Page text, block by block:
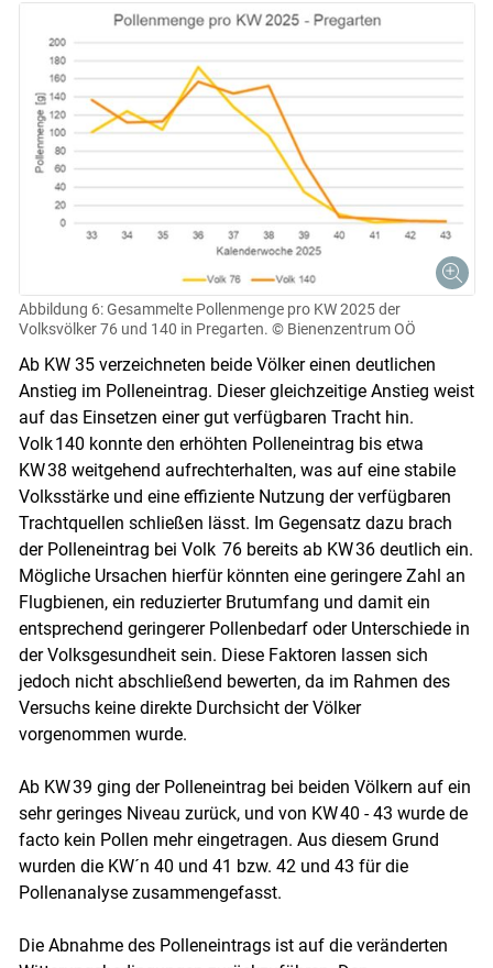
Abbildung 6: Gesammelte Pollenmenge pro KW 2025 der
Volksvölker 76 und 140 in Pregarten. © Bienenzentrum OÖ
Ab KW 35 verzeichneten beide Völker einen deutlichen
Anstieg im Polleneintrag. Dieser gleichzeitige Anstieg weist
auf das Einsetzen einer gut verfügbaren Tracht hin.
Volk 140 konnte den erhöhten Polleneintrag bis etwa
KW 38 weitgehend aufrechterhalten, was auf eine stabile
Volksstärke und eine effiziente Nutzung der verfügbaren
Trachtquellen schließen lässt. Im Gegensatz dazu brach
der Polleneintrag bei Volk 76 bereits ab KW 36 deutlich ein.
Mögliche Ursachen hierfür könnten eine geringere Zahl an
Flugbienen, ein reduzierter Brutumfang und damit ein
entsprechend geringerer Pollenbedarf oder Unterschiede in
der Volksgesundheit sein. Diese Faktoren lassen sich
jedoch nicht abschließend bewerten, da im Rahmen des
Versuchs keine direkte Durchsicht der Völker
vorgenommen wurde.
Ab KW 39 ging der Polleneintrag bei beiden Völkern auf ein
sehr geringes Niveau zurück, und von KW 40 - 43 wurde de
facto kein Pollen mehr eingetragen. Aus diesem Grund
wurden die KW´n 40 und 41 bzw. 42 und 43 für die
Pollenanalyse zusammengefasst.
Die Abnahme des Polleneintrags ist auf die veränderten